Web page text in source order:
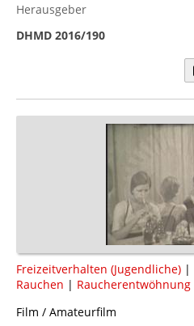
Herausgeber
DHMD 2016/190
Freizeitverhalten (Jugendliche) |
Rauchen | Raucherentwöhnung
Film / Amateurfilm